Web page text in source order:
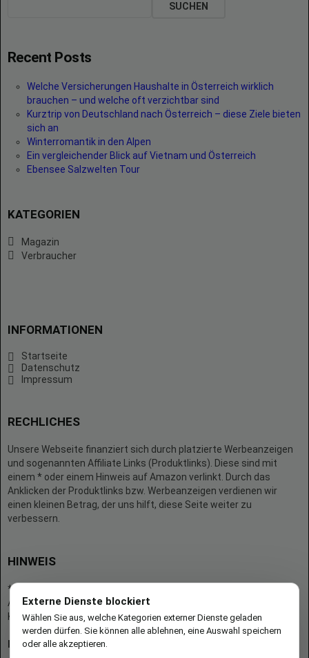
SUCHEN
Recent Posts
Welche Versicherungen Haushalte in Österreich wirklich
brauchen – und welche oft verzichtbar sind
Kurztrip von Deutschland nach Österreich – diese Ziele bieten
sich an
Winterromantik in den Alpen
Ein vergleichender Blick auf Vietnam und Österreich
Ebensee Salzwelten Tour
KATEGORIEN
Magazin
Verbraucher
INFORMATIONEN
Startseite
Datenschutz
Impressum
RECHLICHES
Unsere Webseite finanziert sich durch platzierte Werbeanzeigen
und sogenannten Affiliate Links (Produktlinks). Diese sind mit
einem * oder einem Hinweis auf Amazon verlinkt. Durch das
Anklicken der Produktlinks bzw. Werbeanzeigen verdienen wir
einen kleinen Betrag, der uns hilft, diese Seite weiter zu
verbessern.
HINWEIS
* = Afilliate-Link (=Werbung)
Als Amazon-Partner verdient der Seitenbetreiber an qualifizierten
Käufen.
Hinweis zu Preisen und Verfügbarkeiten
Externe Dienste blockiert
Wählen Sie aus, welche Kategorien externer Dienste geladen
werden dürfen. Sie können alle ablehnen, eine Auswahl speichern
oder alle akzeptieren.